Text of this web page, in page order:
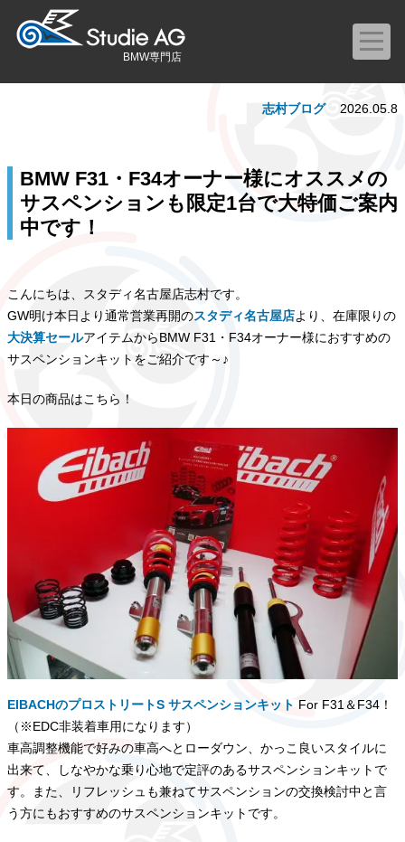
BMW専門店
BMW F31・F34オーナー様にオススメの
サスペンションも限定1台で大特価ご案内
中です！
志村ブログ 2026.05.8
こんにちは、スタディ名古屋店志村です。
GW明け本日より通常営業再開のスタディ名古屋店より、在庫限りの
大決算セールアイテムからBMW F31・F34オーナー様におすすめの
サスペンションキットをご紹介です～♪
本日の商品はこちら！
EIBACHのプロストリートS サスペンションキット For F31＆F34！
（※EDC非装着車用になります）
車高調整機能で好みの車高へとローダウン、かっこ良いスタイルに
出来て、しなやかな乗り心地で定評のあるサスペンションキットで
す。また、リフレッシュも兼ねてサスペンションの交換検討中と言
う方にもおすすめのサスペンションキットです。